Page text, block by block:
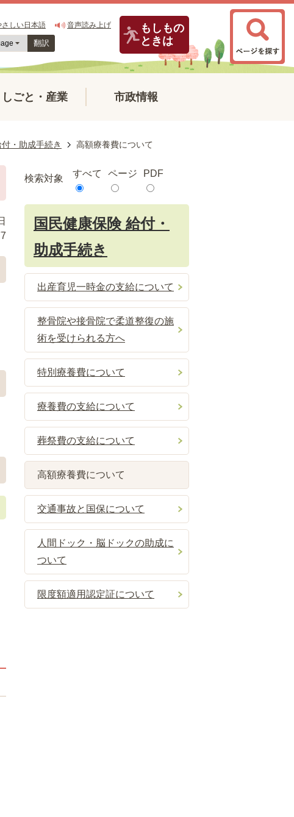
さしい日本語 音声読み上げ
翻訳
もしもの
ときは
しごと・産業 市政情報
・助成手続き 高額療養費について
検索対象 すべて ページ PDF
国民健康保険 給付・
助成手続き
出産育児一時金の支給について
整骨院や接骨院で柔道整復の施
術を受けられる方へ
特別療養費について
療養費の支給について
葬祭費の支給について
高額療養費について
交通事故と国保について
人間ドック・脳ドックの助成に
ついて
限度額適用認定証について